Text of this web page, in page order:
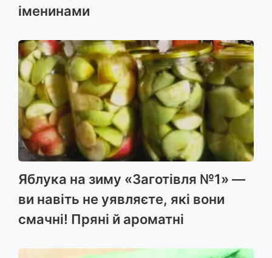
іменинами
Яблука на зиму «Заготівля №1» —
ви навіть не уявляєте, які вони
смачні! Пряні й ароматні